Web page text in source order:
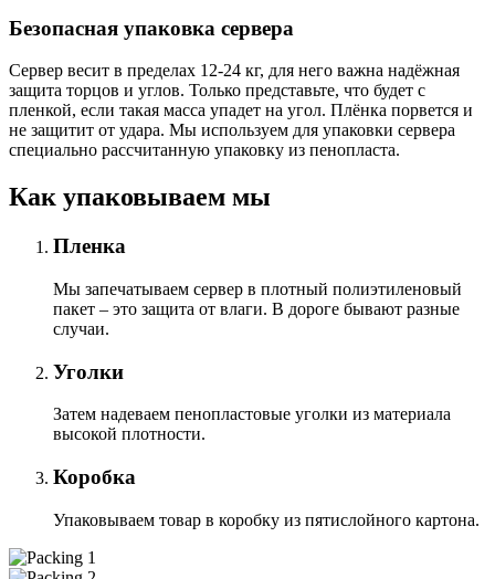
Безопасная упаковка сервера
Сервер весит в пределах 12-24 кг, для него важна надёжная
защита торцов и углов. Только представьте, что будет с
пленкой, если такая масса упадет на угол. Плёнка порвется и
не защитит от удара. Мы используем для упаковки сервера
специально расcчитанную упаковку из пенопласта.
Как упаковываем мы
Пленка
Мы запечатываем сервер в плотный полиэтиленовый
пакет – это защита от влаги. В дороге бывают разные
случаи.
Уголки
Затем надеваем пенопластовые уголки из материала
высокой плотности.
Коробка
Упаковываем товар в коробку из пятислойного картона.